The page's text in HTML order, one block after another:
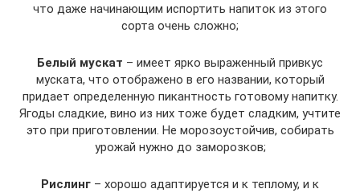
что даже начинающим испортить напиток из этого
сорта очень сложно;
Белый мускат – имеет ярко выраженный привкус
муската, что отображено в его названии, который
придает определенную пикантность готовому напитку.
Ягоды сладкие, вино из них тоже будет сладким, учтите
это при приготовлении. Не морозоустойчив, собирать
урожай нужно до заморозков;
Рислинг – хорошо адаптируется и к теплому, и к